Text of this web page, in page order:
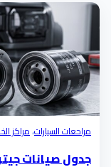
مراحعات السيارات،مراكز